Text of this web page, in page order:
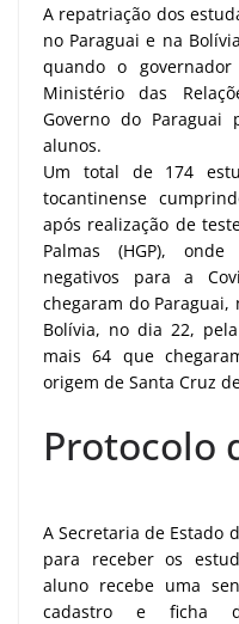
A repatriação dos
no Paraguai e na
quando o
Ministério das
Governo do Paraguai
alunos.
Um total de 174
tocantinense
após realização de
Palmas (HGP),
negativos para a
chegaram do
Bolívia, no dia 22,
mais 64 que
origem de Santa Cruz
Protocolo
A Secretaria de Estado
para receber os
aluno recebe uma
cadastro e ficha